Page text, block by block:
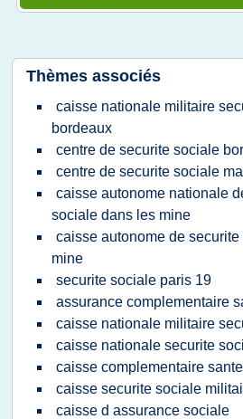
Thèmes associés
caisse nationale militaire
bordeaux
centre de securite sociale
centre de securite sociale
caisse autonome nationale
sociale dans les mine
caisse autonome de
mine
securite sociale paris 19
assurance complementaire
caisse nationale militaire
caisse nationale securite
caisse complementaire sante
caisse securite sociale
caisse d assurance sociale